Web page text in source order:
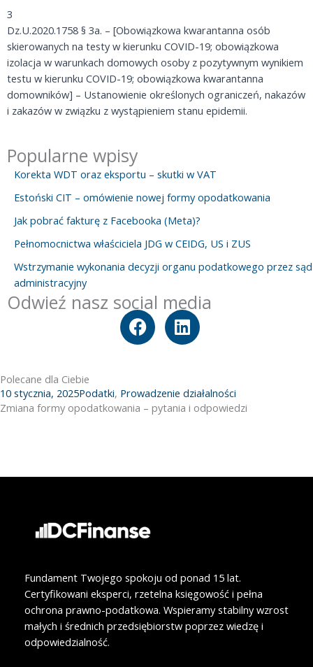
3
Dz.U.2020.1758 § 3a. – [Obowiązkowa kwarantanna osób
skierowanych na testy w kierunku COVID-19; obowiązkowa
izolacja w warunkach domowych osoby z pozytywnym wynikiem
testu w kierunku COVID-19; obowiązkowa kwarantanna
domowników] – Ustanowienie określonych ograniczeń, nakazów
i zakazów w związku z wystąpieniem stanu epidemii.
Popularne wpisy
Korekta WDT oraz eksportu – skutki w VAT
Estoński CIT – omówienie nowej formy opodatkowania
Jak pobrać fakturę z Facebooka (Meta)?
Pełnomocnictwa właściciela JDG w CEIDG, US i ZUS
Wstrzymanie wykonania decyzji organu podatkowego przez sąd
administracyjny
Odwieź nasz social media
F
a
b
o
L
i
e
d
Polecane dla Ciebie
10 stycznia, 2025Podatki, Prowadzenie działalności
Zmiana formy opodatkowania – pytania i odpowiedzi
Fundament Twojego spokoju od ponad 15 lat.
Certyfikowani eksperci, rzetelna księgowość i pełna
ochrona prawno-podatkowa. Wspieramy stabilny wzrost
małych i średnich przedsiębiorstw poprzez wiedzę i
odpowiedzialność.